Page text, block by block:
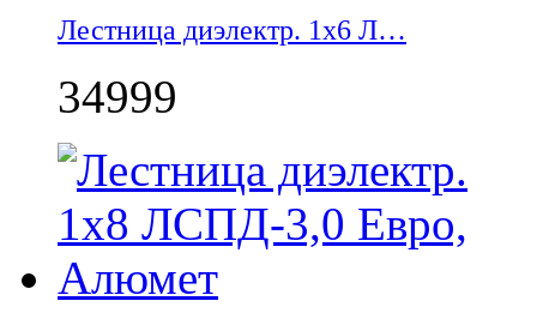
Лестница диэлектр. 1х6 Л…
34999